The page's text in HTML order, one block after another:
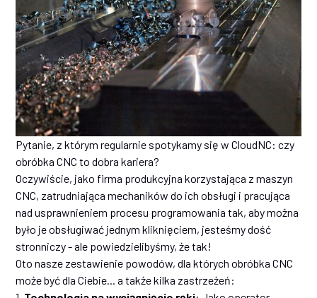
Pytanie, z którym regularnie spotykamy się w CloudNC: czy
obróbka CNC to dobra kariera?
Oczywiście, jako firma produkcyjna korzystająca z maszyn
CNC, zatrudniająca mechaników do ich obsługi i pracująca
nad usprawnieniem procesu programowania tak, aby można
było je obsługiwać jednym kliknięciem, jesteśmy dość
stronniczy - ale powiedzielibyśmy, że tak!
Oto nasze zestawienie powodów, dla których obróbka CNC
może być dla Ciebie... a także kilka zastrzeżeń: